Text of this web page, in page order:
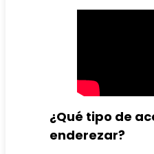
¿Qué tipo de
enderezar?